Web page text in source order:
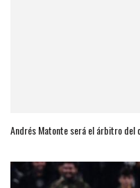
Andrés Matonte será el árbitro del